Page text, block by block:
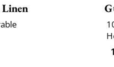
Linen